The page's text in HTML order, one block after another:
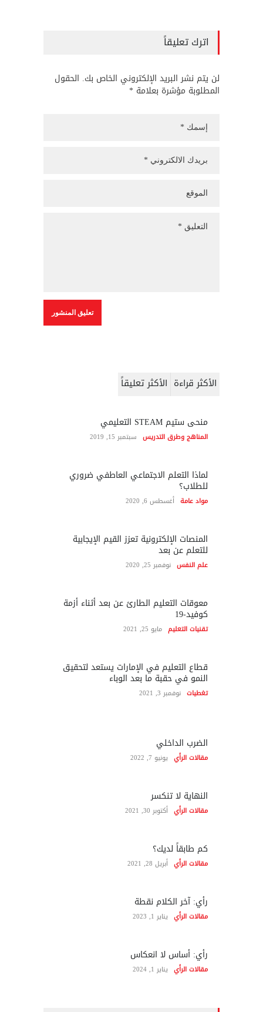
اترك تعليقاً
لن يتم نشر البريد الإلكتروني الخاص بك. الحقول
المطلوبة مؤشرة بعلامة *
الأكثر قراءة الأكثر تعليقاً
منحى ستيم STEAM التعليمي
المناهج وطرق التدريس سبتمبر 15, 2019
لماذا التعلم الاجتماعي العاطفي ضروري
للطلاب؟
مواد عامة أغسطس 6, 2020
المنصات الإلكترونية تعزز القيم الإيجابية
للتعلم عن بعد
علم النفس نوفمبر 25, 2020
معوقات التعليم الطارئ عن بعد أثناء أزمة
كوفيد-19
تقنيات التعليم مايو 25, 2021
قطاع التعليم في الإمارات يستعد لتحقيق
النمو في حقبة ما بعد الوباء
تغطيات نوفمبر 3, 2021
الضرب الداخلي
مقالات الرأي يونيو 7, 2022
النهاية لا تنكسر
مقالات الرأي أكتوبر 30, 2021
كم طابقاً لديك؟
مقالات الرأي أبريل 28, 2021
رأي: آخر الكلام نقطة
مقالات الرأي يناير 1, 2023
رأي: أساس لا انعكاس
مقالات الرأي يناير 1, 2024